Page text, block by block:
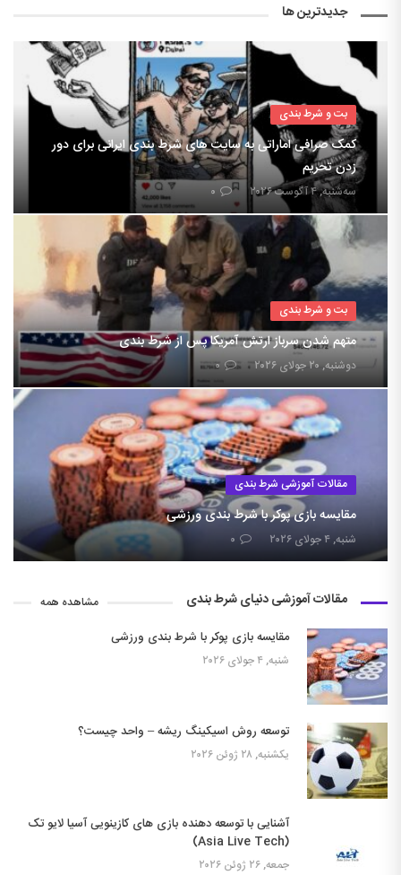
جدیدترین ها
بت و شرط بندی
کمک صرافی اماراتی به سایت های شرط بندی ایرانی برای دور
زدن تحریم
سه‌شنبه, ۴ آگوست ۲۰۲۶ ۰
بت و شرط بندی
متهم شدن سرباز ارتش آمریکا پس از شرط بندی
دوشنبه, ۲۰ جولای ۲۰۲۶ ۰
مقالات آموزشی شرط بندی
مقایسه بازی پوکر با شرط بندی ورزشی
شنبه, ۴ جولای ۲۰۲۶ ۰
مقالات آموزشی دنیای شرط بندی مشاهده همه
مقایسه بازی پوکر با شرط بندی ورزشی
شنبه, ۴ جولای ۲۰۲۶
توسعه روش اسیکینگ ریشه – واحد چیست؟
یکشنبه, ۲۸ ژوئن ۲۰۲۶
آشنایی با توسعه دهنده بازی های کازینویی آسیا لایو تک
(Asia Live Tech)
جمعه, ۲۶ ژوئن ۲۰۲۶